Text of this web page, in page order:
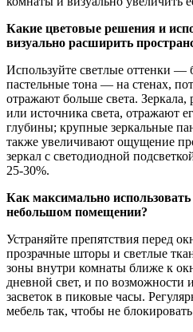
Какие цветовые решения и
визуально расширить
Используйте светлые оттенки
пастельные тона — на стенах,
отражают больше света.
или источника света, отражают
глубины; крупные зеркальные
также увеличивают ощущение
зеркал с светодиодной
25-30%.
Как максимально использовать
небольшом помещении?
Устраняйте препятствия перед
прозрачные шторы и светлые
зоны внутри комнаты ближе к
дневной свет, и по возможности
засветок в пиковые часы.
мебель так, чтобы не